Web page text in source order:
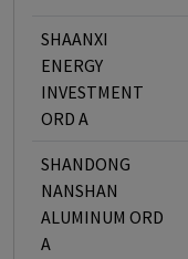
SHAANXI
ENERGY
INVESTMENT
ORD A
SHANDONG
NANSHAN
ALUMINUM ORD
A